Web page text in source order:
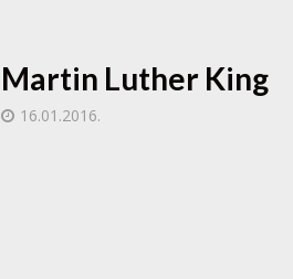
Martin Luther King
16.01.2016.